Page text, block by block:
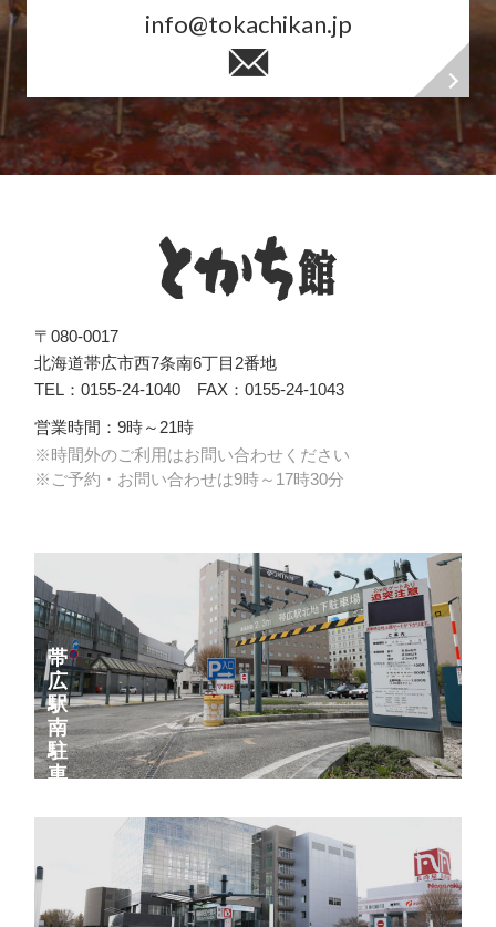
info@tokachikan.jp
〒080-0017
北海道帯広市西7条南6丁目2番地
TEL：0155-24-1040 FAX：0155-24-1043
営業時間：9時～21時
※時間外のご利用はお問い合わせください
※ご予約・お問い合わせは9時～17時30分
帯
広
駅
北
地
下
駐
帯
広
駅
南
駐
車